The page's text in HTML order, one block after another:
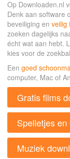
Op Downloaden.nl
Denk aan software
beveiliging en veilig
zoeken dagelijks
écht wat aan hebt.
kies voor de
Een goed
computer, Mac of
Gratis films
Spelletjes
Muziek